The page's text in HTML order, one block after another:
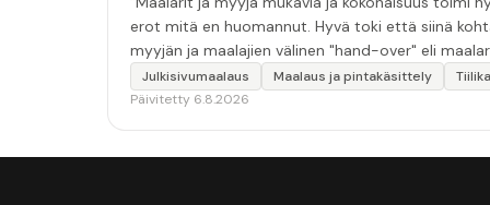
erot mitä en huomannut. Hyvä toki että siinä
myyjän ja maalajien välinen "hand-over" eli
tulevaisuudessakin mahdollisuus että palveluita
Julkisivumaalaus Maalaus ja pintakäsittely
Päivitetty 6.8.2026